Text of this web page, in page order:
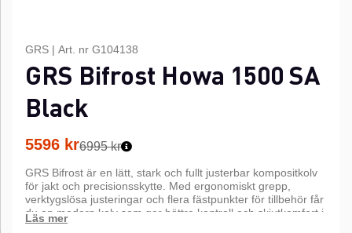
GRS | Art. nr G104138
GRS Bifrost Howa 1500 SA
Black
5596 kr6995 kr
GRS Bifrost är en lätt, stark och fullt justerbar kompositkolv
för jakt och precisionsskytte. Med ergonomiskt grepp,
verktygslösa justeringar och flera fästpunkter för tillbehör får
du en modern kolv som ger bättre kontroll och skjutkomfort i
alla väder.